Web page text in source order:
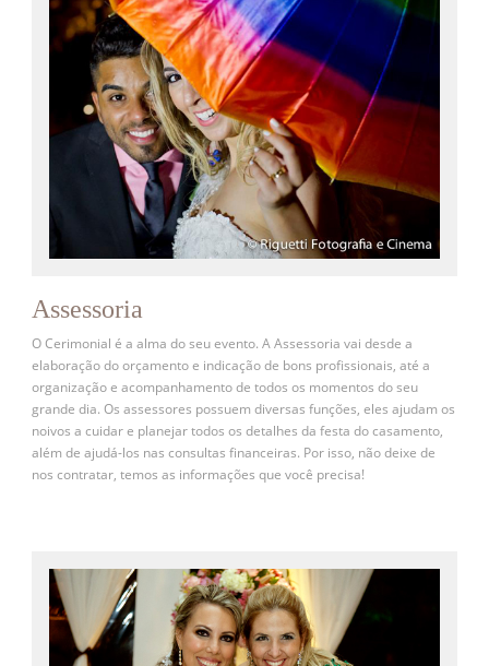
Assessoria
O Cerimonial é a alma do seu evento. A Assessoria vai desde a
elaboração do orçamento e indicação de bons profissionais, até a
organização e acompanhamento de todos os momentos do seu
grande dia. Os assessores possuem diversas funções, eles ajudam os
noivos a cuidar e planejar todos os detalhes da festa do casamento,
além de ajudá-los nas consultas financeiras. Por isso, não deixe de
nos contratar, temos as informações que você precisa!